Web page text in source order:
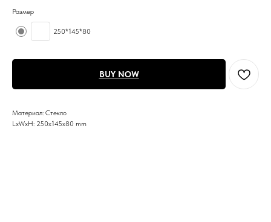
Размер
250*145*80
BUY NOW
Материал: Стекло
LxWxH: 250x145x80 mm